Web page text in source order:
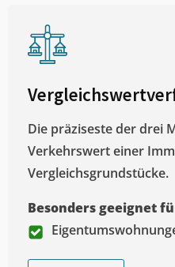
Die präziseste der drei
Verkehrswert einer
Vergleichsgrundstücke.
Besonders geeignet